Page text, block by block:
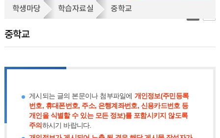
교
학생마당 학습자료실 중학교
중학교
게시되는 글의 본문이나 첨부파일에 개인정보(주민등록
번호, 휴대폰번호, 주소, 은행계좌번호, 신용카드번호 등
개인을 식별할 수 있는 모든 정보)를 포함시키지 않도록
주의하시기 바랍니다.